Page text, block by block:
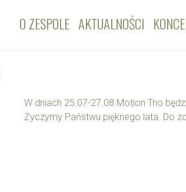
O ZESPOLE AKTUALNOŚCI
W dniach 25.07-27.08 Motion Trio
Życzymy Państwu pięknego lata. Do